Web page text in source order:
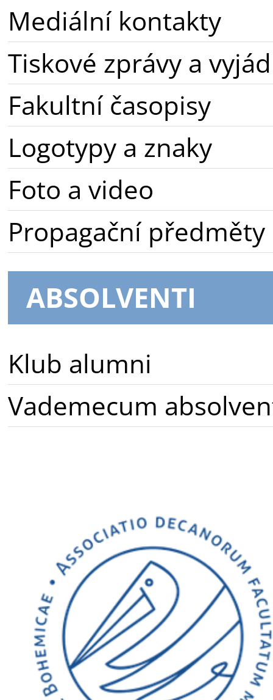
Mediální kontakty
Tiskové zprávy a
Fakultní časopisy
Logotypy a znaky
Foto a video
Propagační předměty
ABSOLVENTI
Klub alumni
Vademecum